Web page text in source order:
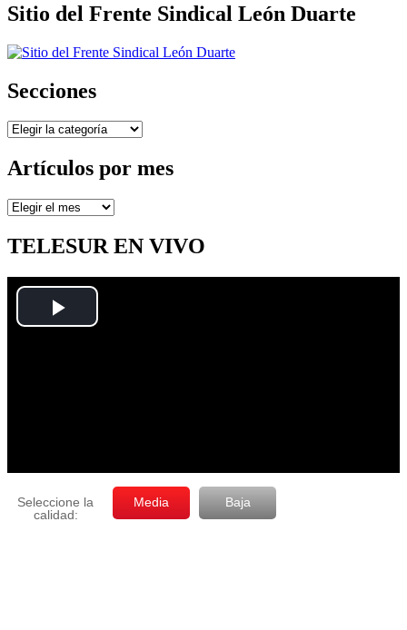
Sitio del Frente Sindical León Duarte
Secciones
Secciones
Artículos por mes
Artículos
mes
TELESUR EN VIVO